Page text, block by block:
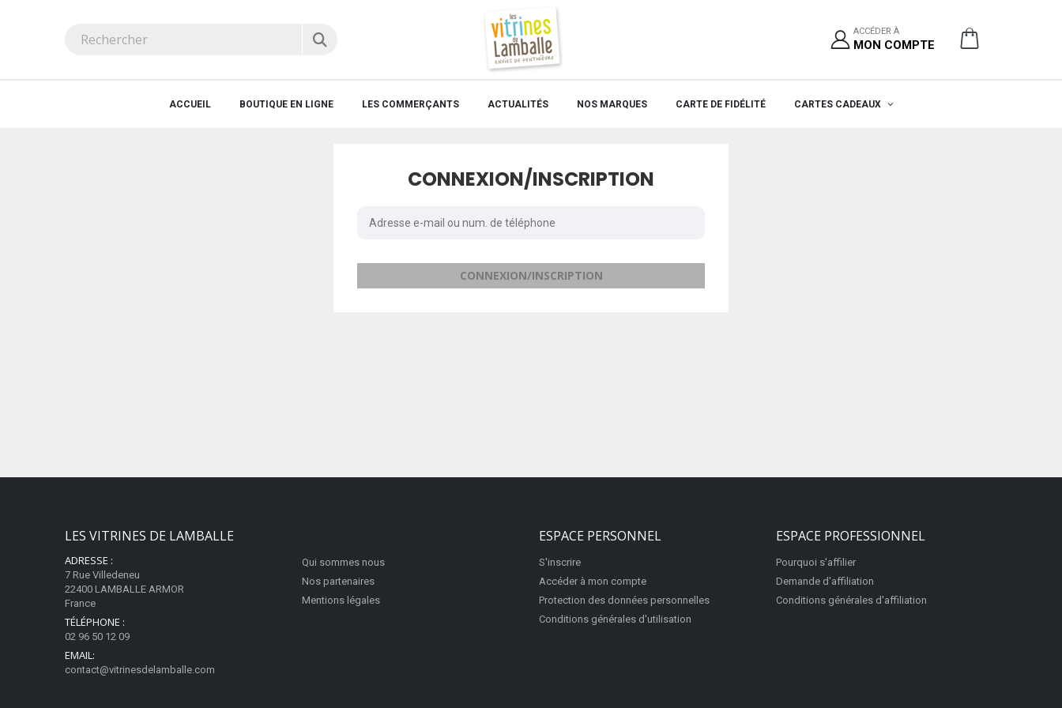
ACCÉDER À
MON COMPTE
ACCUEIL BOUTIQUE EN LIGNE LES COMMERÇANTS ACTUALITÉS NOS MARQUES CARTE DE FIDÉLITÉ CARTES CADEAUX
CONNEXION/INSCRIPTION
CONNEXION/INSCRIPTION
LES VITRINES DE LAMBALLE
ADRESSE :
7 Rue Villedeneu
22400 LAMBALLE ARMOR
France
TÉLÉPHONE :
02 96 50 12 09
EMAIL:
contact@vitrinesdelamballe.com
Qui sommes nous
Nos partenaires
Mentions légales
ESPACE PERSONNEL
S'inscrire
Accéder à mon compte
Protection des données personnelles
Conditions générales d'utilisation
ESPACE PROFESSIONNEL
Pourquoi s'affilier
Demande d'affiliation
Conditions générales d'affiliation